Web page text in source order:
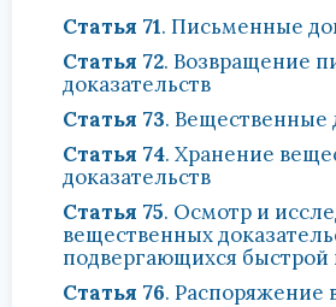
Статья 71. Письменные
Статья 72. Возвращение
доказательств
Статья 73. Вещественные
Статья 74. Хранение
доказательств
Статья 75. Осмотр и
вещественных
подвергающихся быстрой
Статья 76.